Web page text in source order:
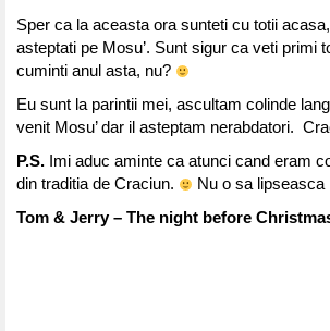
Sper ca la aceasta ora sunteti cu totii
asteptati pe Mosu’. Sunt sigur ca veti primi
cuminti anul asta, nu?
Eu sunt la parintii mei, ascultam colinde
venit Mosu’ dar il asteptam nerabdatori.
P.S. Imi aduc aminte ca atunci cand eram
din traditia de Craciun.
Nu o sa lipseasca
Tom & Jerry – The night before